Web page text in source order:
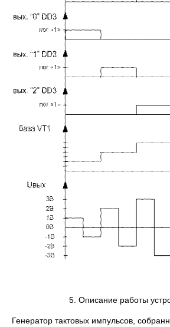
Рис.
5. Описание работы
Генератор тактовых импульсов,